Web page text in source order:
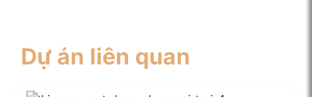
Dự án liên quan